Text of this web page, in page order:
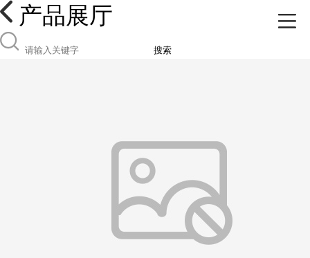
产品展厅
搜索